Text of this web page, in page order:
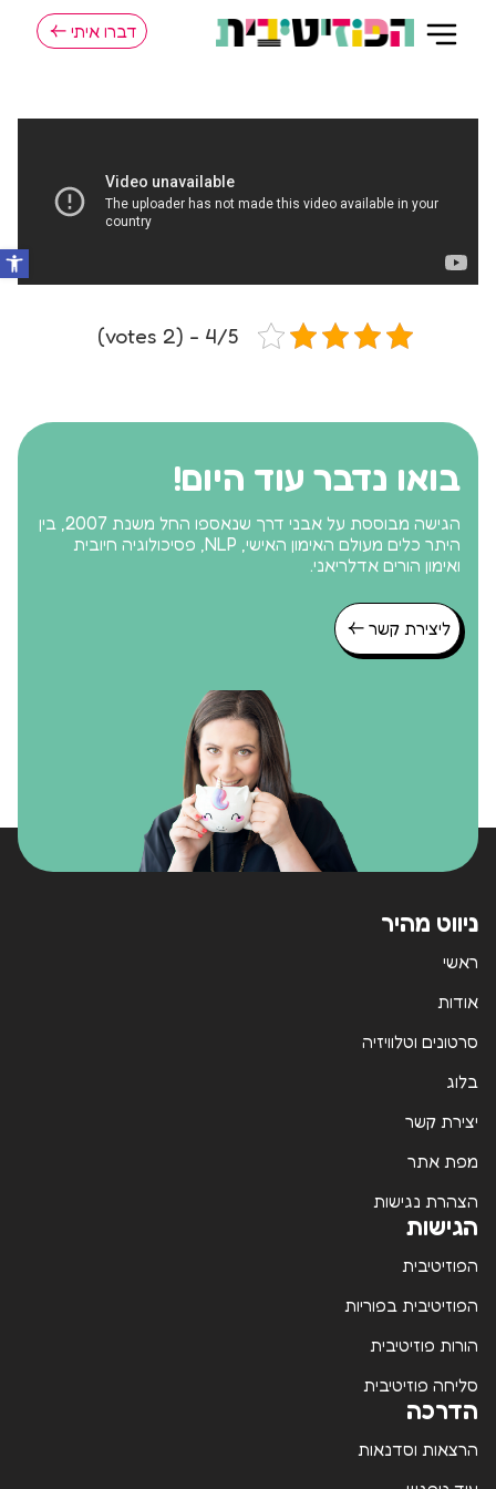
פתח
דברו איתי
4/5 - (2 votes)
בואו נדבר עוד היום!
הגישה מבוססת על אבני דרך שנאספו החל משנת 2007, בין
היתר כלים מעולם האימון האישי, NLP, פסיכולוגיה חיובית
ואימון הורים אדלריאני.
ליצירת קשר
ניווט מהיר
ראשי
אודות
סרטונים וטלוויזיה
בלוג
יצירת קשר
מפת אתר
הצהרת נגישות
הגישות
הפוזיטיבית
הפוזיטיבית בפוריות
הורות פוזיטיבית
סליחה פוזיטיבית
הדרכה
הרצאות וסדנאות